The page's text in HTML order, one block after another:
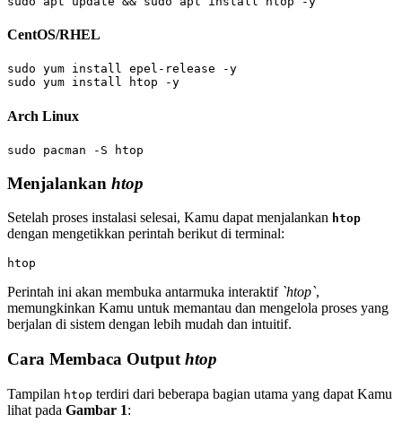
CentOS/RHEL
sudo yum install epel-release -y
Arch Linux
Menjalankan htop
Setelah proses instalasi selesai, Kamu dapat menjalankan htop
dengan mengetikkan perintah berikut di terminal:
Perintah ini akan membuka antarmuka interaktif `htop`,
memungkinkan Kamu untuk memantau dan mengelola proses yang
berjalan di sistem dengan lebih mudah dan intuitif.
Cara Membaca Output htop
Tampilan htop terdiri dari beberapa bagian utama yang dapat Kamu
lihat pada Gambar 1: